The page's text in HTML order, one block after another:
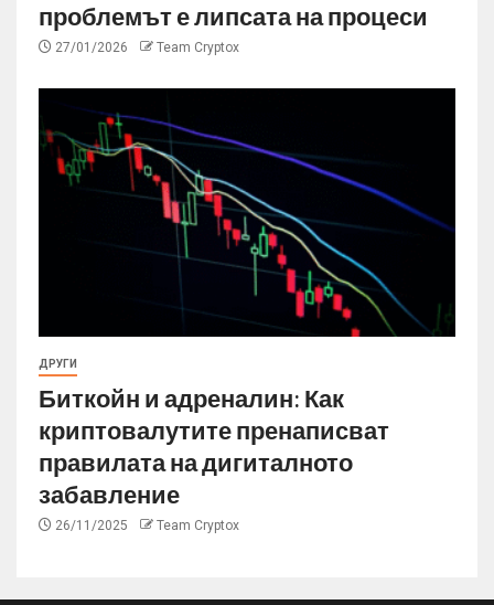
проблемът е липсата на процеси
27/01/2026 Team Cryptox
ДРУГИ
Биткойн и адреналин: Как
криптовалутите пренаписват
правилата на дигиталното
забавление
26/11/2025 Team Cryptox